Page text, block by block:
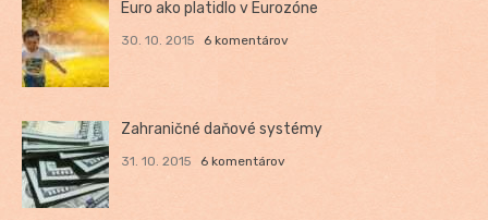
Euro ako platidlo v Eurozóne
30. 10. 2015 6 komentárov
Zahraničné daňové systémy
31. 10. 2015 6 komentárov